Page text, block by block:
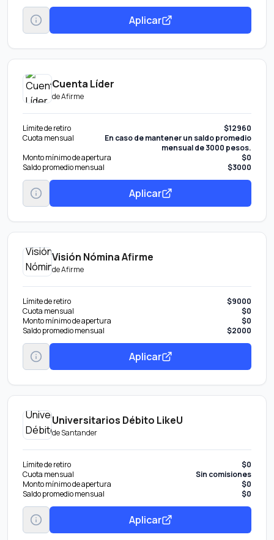
Aplicar
Cuenta Líder
deAfirme
Límite de retiro
$12960
Cuota mensual
En caso de mantener un saldo promedio
mensual de 3000 pesos.
Monto mínimo de apertura
$0
Saldo promedio mensual
$3000
Aplicar
Visión Nómina Afirme
deAfirme
Límite de retiro
$9000
Cuota mensual
$0
Monto mínimo de apertura
$0
Saldo promedio mensual
$2000
Aplicar
Universitarios Débito LikeU
deSantander
Límite de retiro
$0
Cuota mensual
Sin comisiones
Monto mínimo de apertura
$0
Saldo promedio mensual
$0
Aplicar